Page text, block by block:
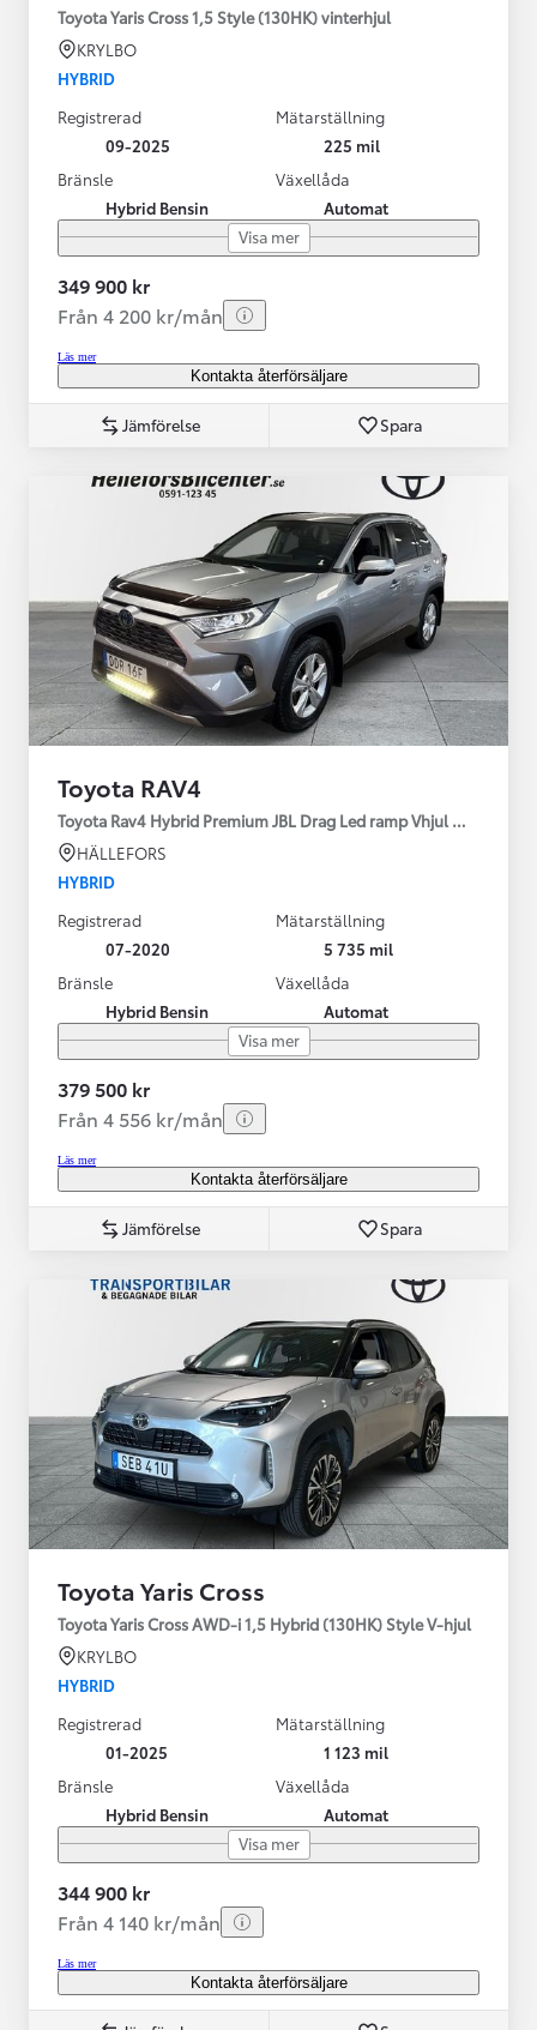
Toyota Yaris Cross 1,5 Style (130HK) vinterhjul
KRYLBO
HYBRID
Registrerad
09-2025
Mätarställning
225 mil
Bränsle
Hybrid Bensin
Växellåda
Automat
Visa mer
349 900 kr
Från 4 200 kr/mån
Läs mer
Kontakta återförsäljare
Jämförelse Spara
Toyota RAV4
Toyota Rav4 Hybrid Premium JBL Drag Led ramp Vhjul motorv
HÄLLEFORS
HYBRID
Registrerad
07-2020
Mätarställning
5 735 mil
Bränsle
Hybrid Bensin
Växellåda
Automat
Visa mer
379 500 kr
Från 4 556 kr/mån
Läs mer
Kontakta återförsäljare
Jämförelse Spara
Toyota Yaris Cross
Toyota Yaris Cross AWD-i 1,5 Hybrid (130HK) Style V-hjul
KRYLBO
HYBRID
Registrerad
01-2025
Mätarställning
1 123 mil
Bränsle
Hybrid Bensin
Växellåda
Automat
Visa mer
344 900 kr
Från 4 140 kr/mån
Läs mer
Kontakta återförsäljare